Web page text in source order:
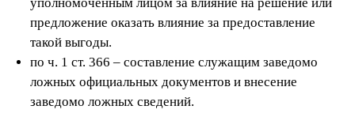
уполномоченным лицом за влияние на решение или
предложение оказать влияние за предоставление
такой выгоды.
по ч. 1 ст. 366 – составление служащим заведомо
ложных официальных документов и внесение
заведомо ложных сведений.